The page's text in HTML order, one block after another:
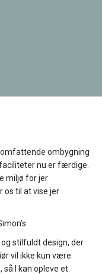
ombygning
nu er færdige.
miljø for jer
os til at vise jer
stilfuldt design, der
vil ikke kun være
I kan opleve et